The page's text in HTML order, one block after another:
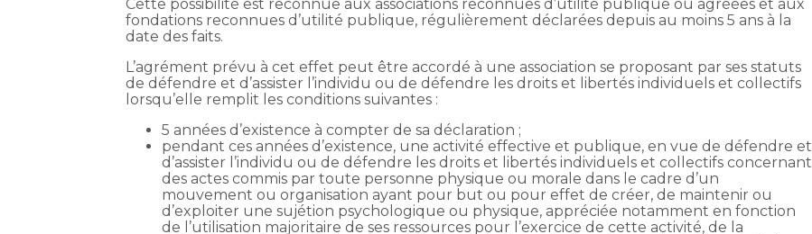
Cette possibilité est reconnue aux associations reconnues d’utilité publique ou agréées et aux
fondations reconnues d’utilité publique, régulièrement déclarées depuis au moins 5 ans à la
date des faits.
L’agrément prévu à cet effet peut être accordé à une association se proposant par ses statuts
de défendre et d’assister l’individu ou de défendre les droits et libertés individuels et collectifs
lorsqu’elle remplit les conditions suivantes :
5 années d’existence à compter de sa déclaration ;
pendant ces années d’existence, une activité effective et publique, en vue de défendre et
d’assister l’individu ou de défendre les droits et libertés individuels et collectifs concernant
des actes commis par toute personne physique ou morale dans le cadre d’un
mouvement ou organisation ayant pour but ou pour effet de créer, de maintenir ou
d’exploiter une sujétion psychologique ou physique, appréciée notamment en fonction
de l’utilisation majoritaire de ses ressources pour l’exercice de cette activité, de la